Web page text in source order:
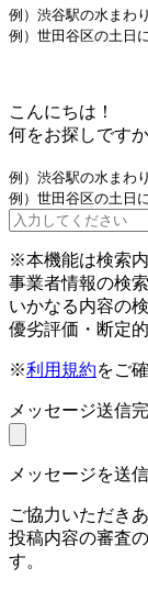
例）渋谷駅の水まわ
例）世田谷区の土日
こんにちは！
何をお探しです
例）渋谷駅の水まわ
例）世田谷区の土日
※本機能は検索
事業者情報の検
いかなる内容の
優劣評価・断定
※利用規約をご
メッセージ送信
メッセージを送
ご協力いただき
投稿内容の審査
す。